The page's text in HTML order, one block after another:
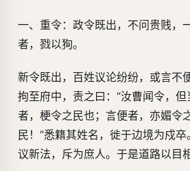
一、重令：政令既出，不问贵贱，
者，戮以狥。
新令既出，百姓议论纷纷，或言不
拘至府中，责之曰：“汝曹闻令，
者，梗令之民也；言便者，亦媚令
民！”悉籍其姓名，徙于边境为戍
议新法，斥为庶人。于是道路以目